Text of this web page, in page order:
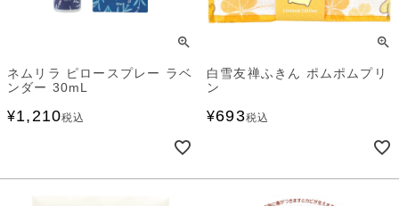
ネムリラ ピロースプレー ラベ
ンダー 30mL
¥1,210税込
白雪友禅ふきん ポムポムプリ
ン
¥693税込